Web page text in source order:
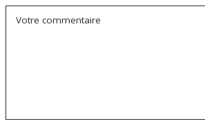
Votre commentaire